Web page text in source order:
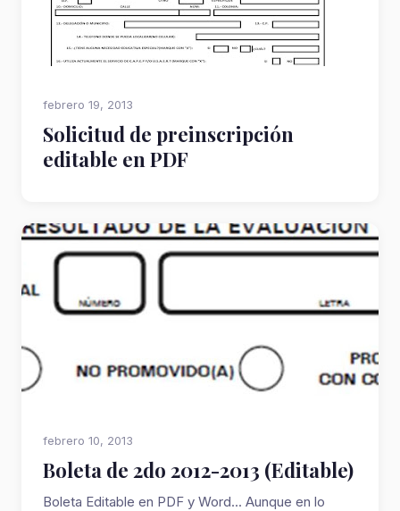
febrero 19, 2013
Solicitud de preinscripción
editable en PDF
febrero 10, 2013
Boleta de 2do 2012-2013 (Editable)
Boleta Editable en PDF y Word... Aunque en lo